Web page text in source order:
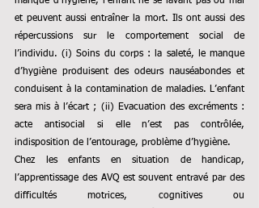
et peuvent aussi entraîner la mort. Ils ont aussi des
répercussions sur le comportement social de
l’individu. (i) Soins du corps : la saleté, le manque
d’hygiène produisent des odeurs nauséabondes et
conduisent à la contamination de maladies. L’enfant
sera mis à l’écart ; (ii) Evacuation des excréments :
acte antisocial si elle n’est pas contrôlée,
indisposition de l’entourage, problème d’hygiène.
Chez les enfants en situation de handicap,
l’apprentissage des AVQ est souvent entravé par des
difficultés motrices, cognitives ou